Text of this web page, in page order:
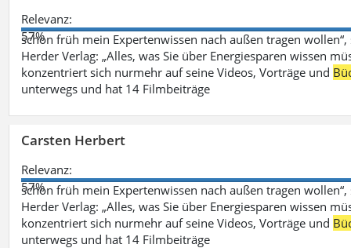
Relevanz:
57%
schon früh mein Expertenwissen nach außen tragen
Herder Verlag: „Alles, was Sie über Energiesparen wissen
konzentriert sich nurmehr auf seine Videos, Vorträge und
unterwegs und hat 14 Filmbeiträge
Carsten Herbert
Relevanz:
57%
schon früh mein Expertenwissen nach außen tragen
Herder Verlag: „Alles, was Sie über Energiesparen wissen
konzentriert sich nurmehr auf seine Videos, Vorträge und
unterwegs und hat 14 Filmbeiträge